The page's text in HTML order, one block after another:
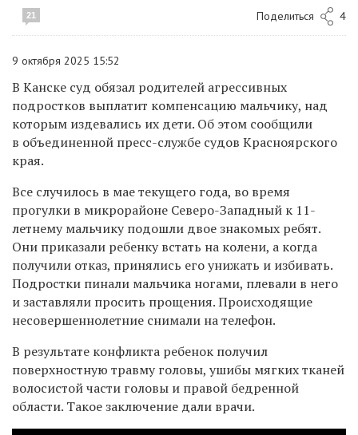
21 Поделиться 4
9 октября 2025 15:52
В Канске суд обязал родителей агрессивных
подростков выплатит компенсацию мальчику, над
которым издевались их дети. Об этом сообщили
в объединенной пресс-службе судов Красноярского
края.
Все случилось в мае текущего года, во время
прогулки в микрорайоне Северо-Западный к 11-
летнему мальчику подошли двое знакомых ребят.
Они приказали ребенку встать на колени, а когда
получили отказ, принялись его унижать и избивать.
Подростки пинали мальчика ногами, плевали в него
и заставляли просить прощения. Происходящие
несовершеннолетние снимали на телефон.
В результате конфликта ребенок получил
поверхностную травму головы, ушибы мягких тканей
волосистой части головы и правой бедренной
области. Такое заключение дали врачи.